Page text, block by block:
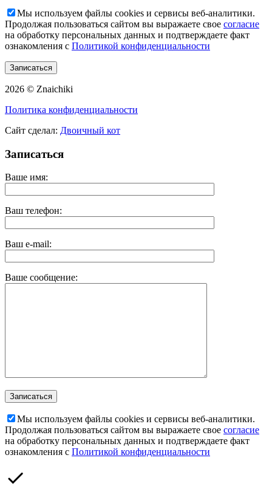
Мы используем файлы cookies и сервисы веб-аналитики.
Продолжая пользоваться сайтом вы выражаете свое согласие
на обработку персональных данных и подтверждаете факт
ознакомления с Политикой конфиденциальности
2026 © Znaichiki
Политика конфиденциальности
Сайт сделал: Двоичный кот
Записаться
Ваше имя:
Ваш телефон:
Ваш e-mail:
Ваше сообщение:
Мы используем файлы cookies и сервисы веб-аналитики.
Продолжая пользоваться сайтом вы выражаете свое согласие
на обработку персональных данных и подтверждаете факт
ознакомления с Политикой конфиденциальности